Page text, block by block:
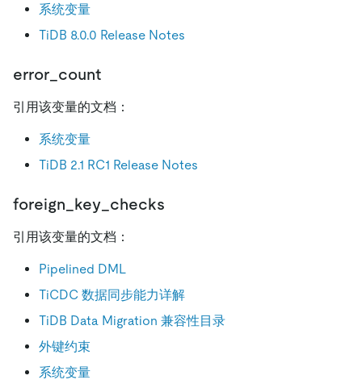
系统变量
TiDB 8.0.0 Release Notes
error_count
引用该变量的文档：
系统变量
TiDB 2.1 RC1 Release Notes
foreign_key_checks
引用该变量的文档：
Pipelined DML
TiCDC 数据同步能力详解
TiDB Data Migration 兼容性目录
外键约束
系统变量